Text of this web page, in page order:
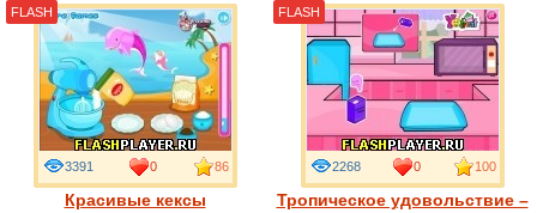
Красивые кексы
3391 0 86
FLASH
Тропическое удовольствие –
2268 0 100
FLASH